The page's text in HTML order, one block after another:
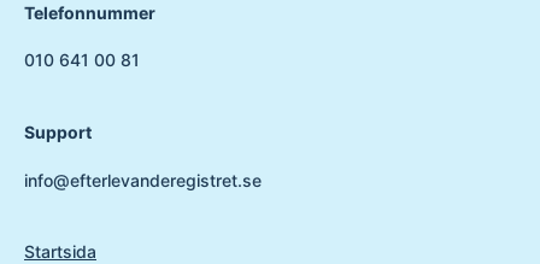
Telefonnummer
010 641 00 81
Support
info@efterlevanderegistret.se
Startsida